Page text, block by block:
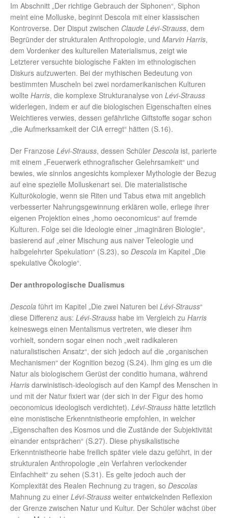
Im Abschnitt „Der richtige Gebrauch der Siphonen“, Siphon
meint eine Molluske, beginnt Descola mit einer klassischen
Kontroverse. Der Disput zwischen Claude Lévi-Strauss, dem
Begründer der strukturalen Anthropologie, und Marvin Harris,
dem Vordenker des kulturellen Materialismus, zeigt wie
Letzterer versuchte biologische Fakten im ethnologischen
Diskurs aufzuwerten. Bei der mythischen Bedeutung von
bestimmten Muscheln bei zwei nordamerikanischen Kulturen
wollte Harris, die komplexe Strukturanalyse von Lévi-Strauss
widerlegen, indem er auf die biologischen Eigenschaften eines
Weichtieres verwies, dessen gefährliche Giftstoffe sogar schon
„die Aufmerksamkeit der CIA erregt“ hätten (S.16).
Der Franzose Lévi-Strauss, dessen Schüler Descola ist, parierte
mit einem „Feuerwerk ethnografischer Gelehrsamkeit“ und
bewies, wie sinnlos angesichts komplexer Mythologie der Bezug
auf eine spezielle Molluskenart sei. Die materialistische
Kulturökologie, wenn sie Riten und Tabus etwa mit angeblich
verbesserter Nahrungsgewinnung erklären wolle, erliege ihrer
eigenen Projektion eines „homo oeconomicus“ auf fremde
Kulturen. Folge sei die Ideologie einer „imaginären Biologie“,
basierend auf „einer Mischung aus naiver Teleologie und
halbgelehrter Spekulation“ (S.23), so Descola im Kapitel „Die
spekulative Ökologie“.
Der anthropologische Dualismus
Descola führt im Kapitel „Die zwei Naturen bei Lévi-Strauss“
diese Differenz aus: Lévi-Strauss habe im Vergleich zu Harris
keineswegs einen Mentalismus vertreten, wie dieser ihm
vorhielt, sondern sogar einen noch „weit radikaleren
naturalistischen Ansatz“, der sich jedoch auf die „organischen
Mechanismen“ der Kognition bezog (S.24). Ihm ging es um die
Natur als biologischem Gerüst der conditio humana, während
Harris darwinistisch-ideologisch auf den Kampf des Menschen in
und mit der Natur fixiert war (der sich in der Figur des homo
oeconomicus ideologisch verdichtet). Lévi-Strauss hätte letztlich
eine monistische Erkenntnistheorie empfohlen, in welcher
„Eigenschaften des Kosmos und die Zustände der Subjektivität
einander entsprächen“ (S.27). Diese physikalistische
Erkenntnistheorie habe freilich später viele dazu geführt, in der
strukturalen Anthropologie „ein Verfahren verlockender
Einfachheit“ zu sehen (S.31). Es gelte jedoch auch der
Komplexität des Realen Rechnung zu tragen, so Descolas
Mahnung zu einer Lévi-Strauss weiter entwickelnden Reflexion
der Grenze zwischen Natur und Kultur. Der Schüler wächst über